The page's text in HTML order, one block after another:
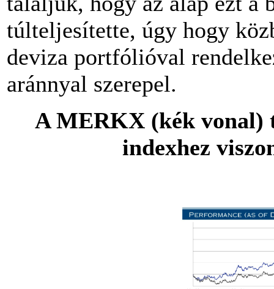
túlteljesítette, úgy hogy
deviza portfólióval
aránnyal szerepel.
A MERKX (kék vonal)
indexhez